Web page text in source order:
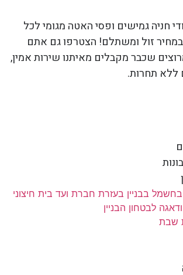
חניה גמישים ופסי האטה מגומי לכל
זול ומשתלם! הצטרפו גם אתם
שכבר מקבלים מאיתנו שירות אמין,
ללא תחרות.
בחשמל בבניין בעזרת חברת ועד בית חיצוני
לבטחון הבניין
שבת